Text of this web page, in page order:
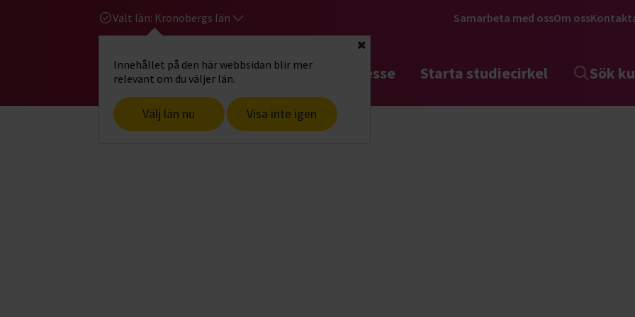
Valt län: Kronobergs län
Innehållet på den här webbsidan blir mer
relevant om du väljer län.
Välj län nu Visa inte igen
Stäng
Samarbeta med ossOm oss
Gå till studiefrämjandets startsidaHitta intresse Starta studiecirkel Sök